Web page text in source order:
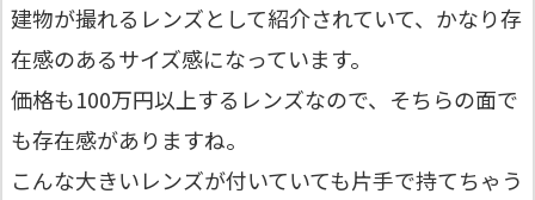
建物が撮れるレンズとして紹介されていて、かなり存
在感のあるサイズ感になっています。
価格も100万円以上するレンズなので、そちらの面で
も存在感がありますね。
こんな大きいレンズが付いていても片手で持てちゃう